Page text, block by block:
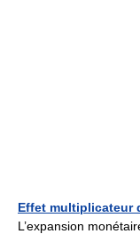
Effet multiplicateur
L’expansion